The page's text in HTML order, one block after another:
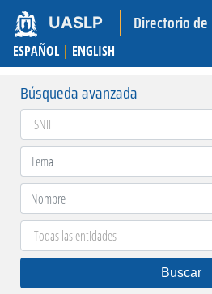
UASLP Directorio
ESPAÑOL | ENGLISH
Búsqueda avanzada
Buscar